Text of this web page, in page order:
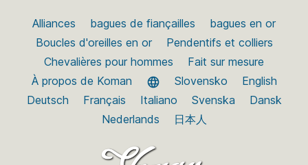
Alliances bagues de fiançailles
bagues en or
Boucles d'oreilles en or
Pendentifs et colliers
Chevalières pour hommes
Fait sur mesure
À propos de Koman
Slovensko
English
Deutsch
Français Italiano Svenska
Dansk
Nederlands
日本人